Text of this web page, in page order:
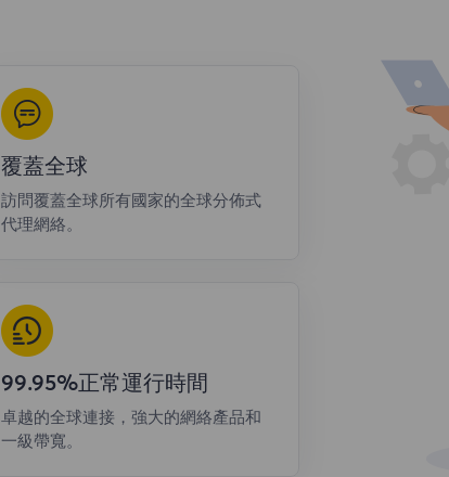
覆蓋全球
訪問覆蓋全球所有國家的全球分佈式
代理網絡。
99.95%正常運行時間
卓越的全球連接，強大的網絡產品和
一級帶寬。